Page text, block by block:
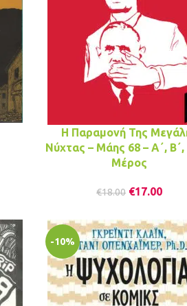
Η Παραμονή Της
Νύχτας – Μάης 68 – Α΄, Β΄,
Μέρος
€18.00 €17.00
-10%